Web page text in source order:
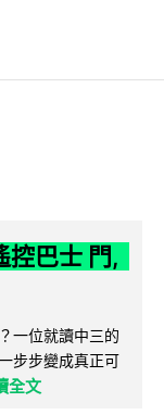
控巴士 門,
一位就讀中三的
步步變成真正可
全文